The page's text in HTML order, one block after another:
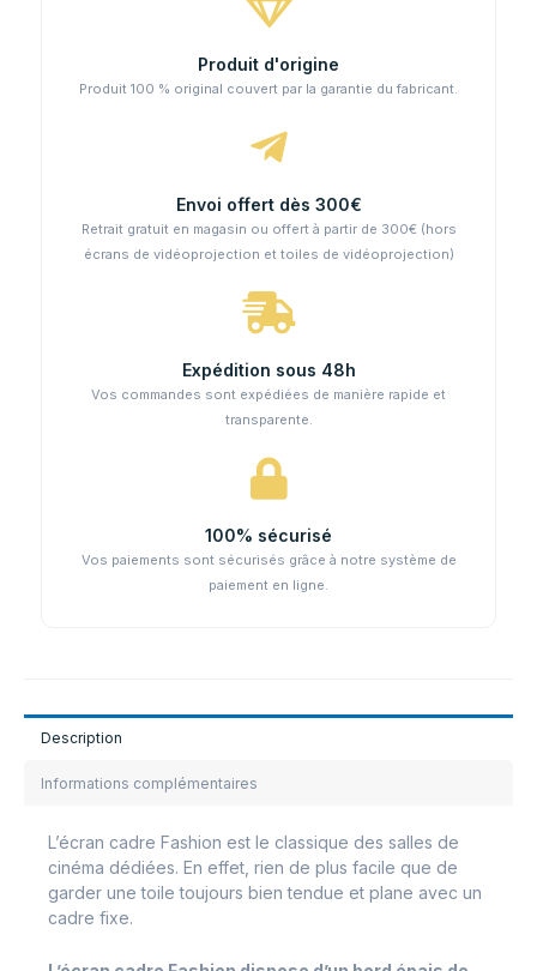
Produit d'origine
Produit 100 % original couvert par la garantie du fabricant.
Envoi offert dès 300€
Retrait gratuit en magasin ou offert à partir de 300€ (hors
écrans de vidéoprojection et toiles de vidéoprojection)
Expédition sous 48h
Vos commandes sont expédiées de manière rapide et
transparente.
100% sécurisé
Vos paiements sont sécurisés grâce à notre système de
paiement en ligne.
Description
Informations complémentaires
L’écran cadre Fashion est le classique des salles de
cinéma dédiées. En effet, rien de plus facile que de
garder une toile toujours bien tendue et plane avec un
cadre fixe.